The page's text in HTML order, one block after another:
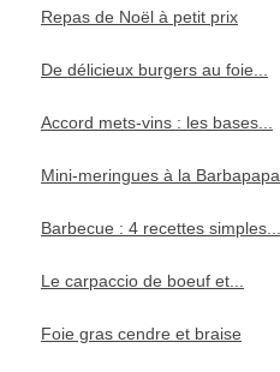
Repas de Noël à petit prix
De délicieux burgers au foie...
Accord mets-vins : les bases...
Mini-meringues à la Barbapapa
Barbecue : 4 recettes simples...
Le carpaccio de boeuf et...
Foie gras cendre et braise